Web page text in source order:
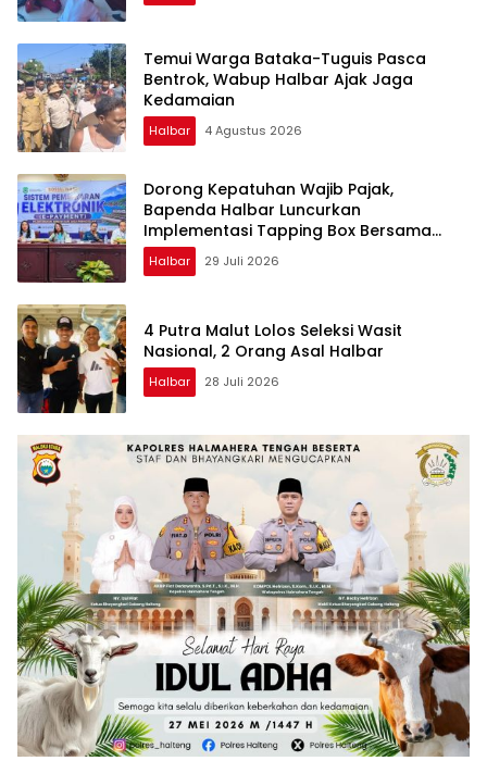
Temui Warga Bataka-Tuguis Pasca
Bentrok, Wabup Halbar Ajak Jaga
Kedamaian
Halbar 4 Agustus 2026
Dorong Kepatuhan Wajib Pajak,
Bapenda Halbar Luncurkan
Implementasi Tapping Box Bersama
Bank Maluku-Malut
Halbar 29 Juli 2026
4 Putra Malut Lolos Seleksi Wasit
Nasional, 2 Orang Asal Halbar
Halbar 28 Juli 2026